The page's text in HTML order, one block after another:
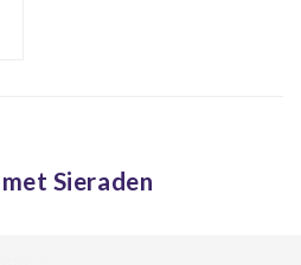
Sieraden